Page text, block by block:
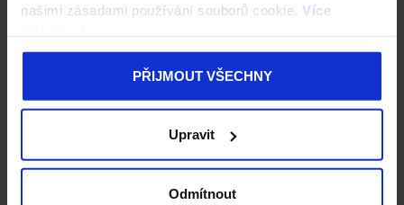
našimi zásadami používání souborů cookie. Více
PŘIJMOUT VŠECHNY
Upravit
Odmítnout